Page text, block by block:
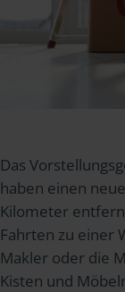
Das
haben einen
Kilometer
Fahrten zu einer
Makler oder die
Kisten und